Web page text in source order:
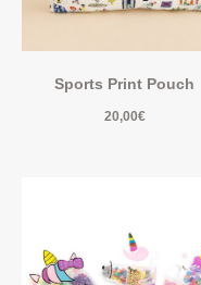
Sports Print Pouch
20,00€